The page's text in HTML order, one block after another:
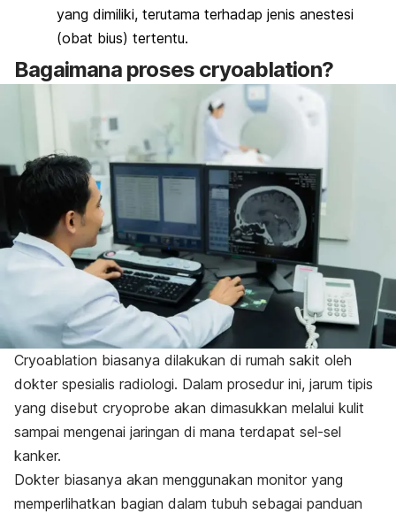
yang dimiliki, terutama terhadap jenis anestesi
(obat bius) tertentu.
Bagaimana proses cryoablation?
Cryoablation biasanya dilakukan di rumah sakit oleh
dokter spesialis radiologi. Dalam prosedur ini, jarum tipis
yang disebut cryoprobe akan dimasukkan melalui kulit
sampai mengenai jaringan di mana terdapat sel-sel
kanker.
Dokter biasanya akan menggunakan monitor yang
memperlihatkan bagian dalam tubuh sebagai panduan